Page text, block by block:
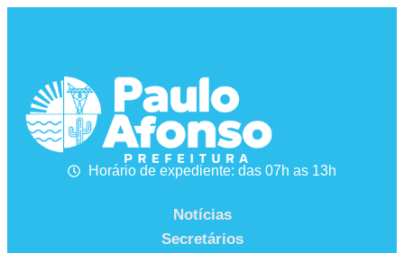
Horário de expediente: das 07h as 13h
Notícias
Secretários